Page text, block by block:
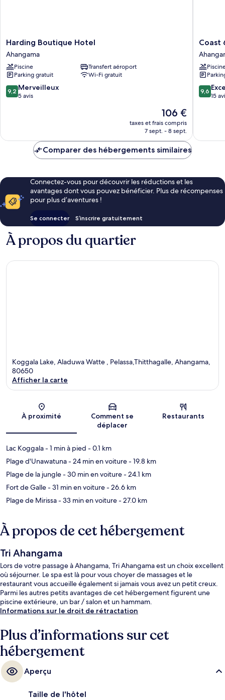
Harding
Boutique
Hotel
Ahangama
Harding Boutique Hotel
Ahangama
Piscine
Transfert aéroport
Parking gratuit
Wi-Fi gratuit
9.2
sur
9,2 Merveilleux
5 avis
Le
nouveau
prix
de
106 €
taxes et frais compris
7 sept. - 8 sept.
Coast
67
Hotel
Coast
9.6
sur
9,6
15
Comparer des hébergements similaires
Connectez-vous pour découvrir les réductions et les
avantages dont vous pouvez bénéficier. Plus de récompenses
pour plus d’aventures !
Se connecter S’inscrire gratuitement
À propos du quartier
Koggala Lake, Aladuwa Watte , Pelassa,Thitthagalle, Ahangama,
80650
Afficher la carte
À proximité
Comment se
déplacer
Restaurants
Lac Koggala- 1 min à pied - 0.1 km
Plage d'Unawatuna- 24 min en voiture- 19.8 km
Plage de la jungle- 30 min en voiture- 24.1 km
Fort de Galle- 31 min en voiture- 26.6 km
Plage de Mirissa- 33 min en voiture- 27.0 km
À propos de cet hébergement
Tri Ahangama
Lors de votre passage à Ahangama, Tri Ahangama est un choix excellent
où séjourner. Le spa est là pour vous choyer de massages et le
restaurant vous accueille également si jamais vous avez un petit creux.
Parmi les autres petits avantages de cet hébergement figurent une
piscine extérieure, un bar / salon et un hammam.
Informations sur le droit de rétractation
Plus d’informations sur cet
hébergement
Aperçu
Taille de l'hôtel